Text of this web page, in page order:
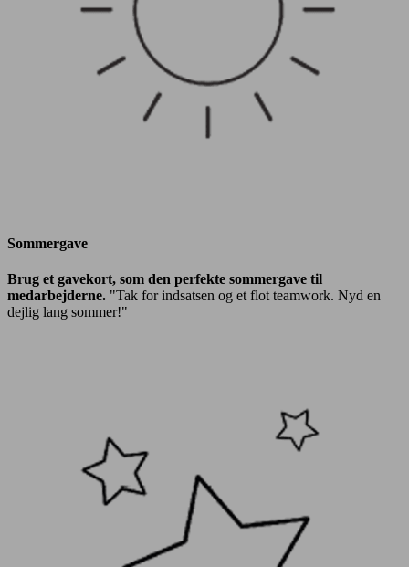
Sommergave
Brug et gavekort, som den perfekte sommergave til
medarbejderne. "Tak for indsatsen og et flot teamwork. Nyd en
dejlig lang sommer!"